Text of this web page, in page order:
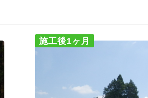
施工後1ヶ月